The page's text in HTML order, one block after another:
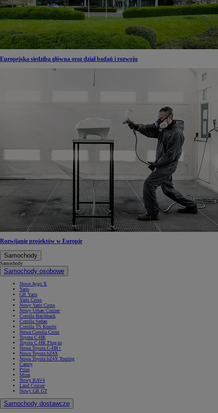
Europejska siedziba główna oraz dział badań i rozwoju
Rozwijanie projektów w Europie
Samochody
Samochody
Samochody osobowe
Nowe Aygo X
Yaris
GR Yaris
Yaris Cross
Nowy Yaris Cross
Nowy Urban Cruiser
Corolla Hatchback
Corolla Sedan
Corolla TS Kombi
Nowa Corolla Cross
Toyota C-HR
Toyota C-HR Plug-in
Nowa Toyota C-HR+
Nowa Toyota bZ4X
Nowa Toyota bZ4X Touring
Camry
Prius
Mirai
Nowy RAV4
Land Cruiser
Nowy GR GT
Samochody dostawcze